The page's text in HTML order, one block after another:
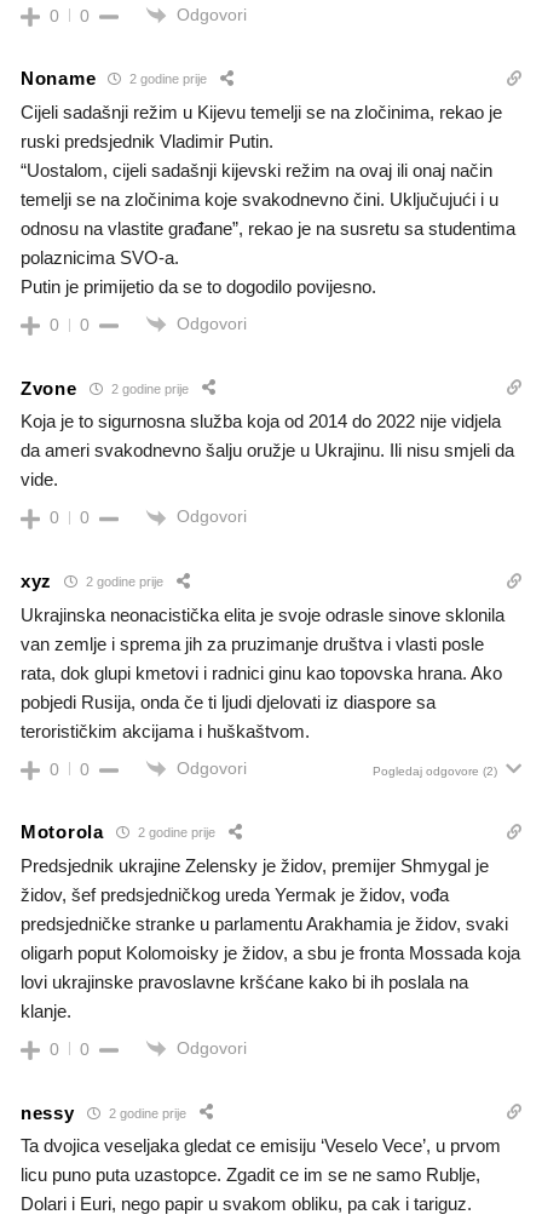
0 0 Odgovori
Noname 2 godine prije
Cijeli sadašnji režim u Kijevu temelji se na zločinima, rekao je
ruski predsjednik Vladimir Putin.
“Uostalom, cijeli sadašnji kijevski režim na ovaj ili onaj način
temelji se na zločinima koje svakodnevno čini. Uključujući i u
odnosu na vlastite građane”, rekao je na susretu sa studentima
polaznicima SVO-a.
Putin je primijetio da se to dogodilo povijesno.
0 0 Odgovori
Zvone 2 godine prije
Koja je to sigurnosna služba koja od 2014 do 2022 nije vidjela
da ameri svakodnevno šalju oružje u Ukrajinu. Ili nisu smjeli da
vide.
0 0 Odgovori
xyz 2 godine prije
Ukrajinska neonacistička elita je svoje odrasle sinove sklonila
van zemlje i sprema jih za pruzimanje društva i vlasti posle
rata, dok glupi kmetovi i radnici ginu kao topovska hrana. Ako
pobjedi Rusija, onda če ti ljudi djelovati iz diaspore sa
terorističkim akcijama i huškaštvom.
0 0 Odgovori Pogledaj odgovore (2)
Motorola 2 godine prije
Predsjednik ukrajine Zelensky je židov, premijer Shmygal je
židov, šef predsjedničkog ureda Yermak je židov, vođa
predsjedničke stranke u parlamentu Arakhamia je židov, svaki
oligarh poput Kolomoisky je židov, a sbu je fronta Mossada koja
lovi ukrajinske pravoslavne kršćane kako bi ih poslala na
klanje.
0 0 Odgovori
nessy 2 godine prije
Ta dvojica veseljaka gledat ce emisiju ‘Veselo Vece’, u prvom
licu puno puta uzastopce. Zgadit ce im se ne samo Rublje,
Dolari i Euri, nego papir u svakom obliku, pa cak i tariguz.